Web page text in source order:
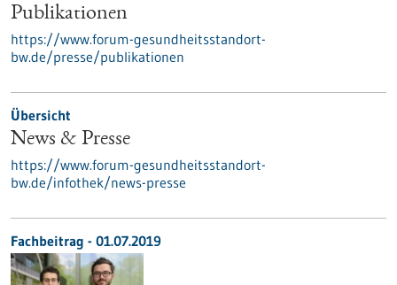
Publikationen
https://www.forum-gesundheitsstandort-
bw.de/presse/publikationen
Übersicht
News & Presse
https://www.forum-gesundheitsstandort-
bw.de/infothek/news-presse
Fachbeitrag - 01.07.2019